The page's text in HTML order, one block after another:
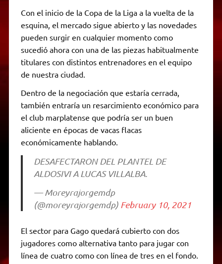
Con el inicio de la Copa de la Liga a la vuelta de la
esquina, el mercado sigue abierto y las novedades
pueden surgir en cualquier momento como
sucedió ahora con una de las piezas habitualmente
titulares con distintos entrenadores en el equipo
de nuestra ciudad.
Dentro de la negociación que estaría cerrada,
también entraría un resarcimiento económico para
el club marplatense que podría ser un buen
aliciente en épocas de vacas flacas
económicamente hablando.
DESAFECTARON DEL PLANTEL DE
ALDOSIVI A LUCAS VILLALBA.
— Moreyrajorgemdp
(@moreyrajorgemdp) February 10, 2021
El sector para Gago quedará cubierto con dos
jugadores como alternativa tanto para jugar con
línea de cuatro como con línea de tres en el fondo.